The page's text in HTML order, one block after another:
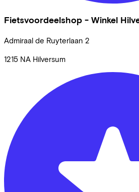
Fietsvoordeelshop - Winkel
Admiraal de Ruyterlaan 2
1215 NA Hilversum